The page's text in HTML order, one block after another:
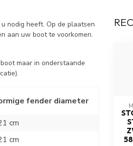
nodig heeft. Op de plaatsen
aan uw boot te voorkomen.
maar in onderstaande
fender diameter
cm
cm